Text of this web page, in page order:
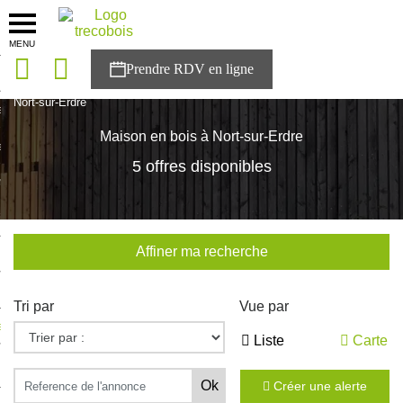
MENU
solutions
Trecobois
à NESTOR
Nort-sur-Erdre
Maison en bois à Nort-sur-Erdre
5 offres disponibles
Affiner ma recherche
Tri par Vue par
Liste Carte
Créer une alerte